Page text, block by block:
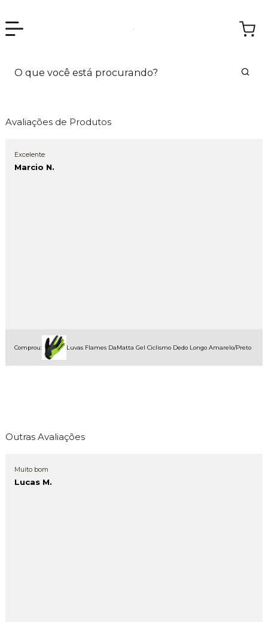
Avaliações de Produtos
Excelente
Marcio N.
Comprou: Luvas Flames DaMatta Gel Ciclismo Dedo Longo Amarelo/Preto
Outras Avaliações
Muito bom
Lucas M.